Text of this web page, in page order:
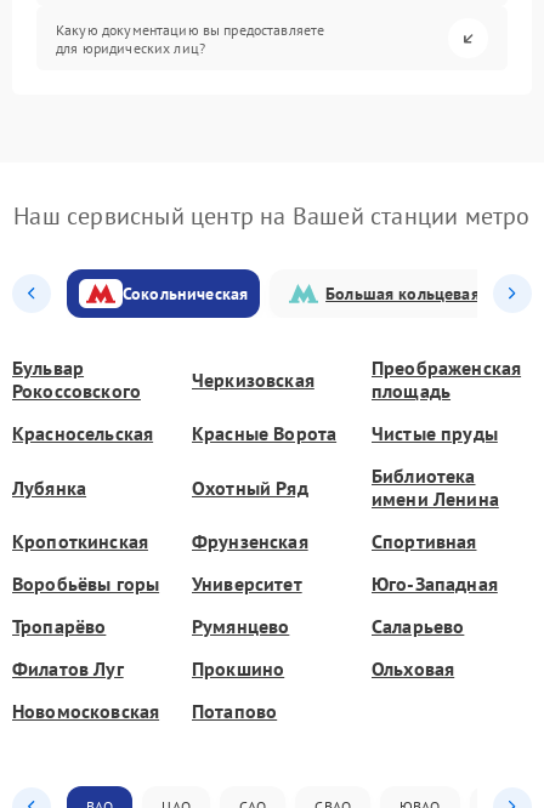
Какую документацию вы предоставляете
для юридических лиц?
Наш сервисный центр на Вашей станции метро
Сокольническая Большая кольцевая
Бульвар
Рокоссовского
Черкизовская
Преображенская
площадь
Красносельская
Красные Ворота Чистые пруды
Лубянка Охотный Ряд
Библиотека
имени Ленина
Кропоткинская
Фрунзенская
Спортивная
Воробьёвы горы
Университет
Юго-Западная
Тропарёво
Румянцево
Саларьево
Филатов Луг
Прокшино
Ольховая
Новомосковская
Потапово